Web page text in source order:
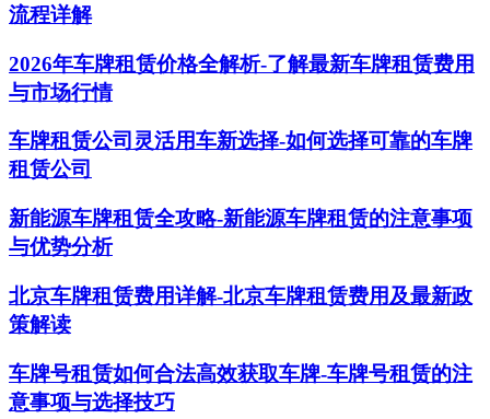
流程详解
2026年车牌租赁价格全解析-了解最新车牌租赁费用
与市场行情
车牌租赁公司灵活用车新选择-如何选择可靠的车牌
租赁公司
新能源车牌租赁全攻略-新能源车牌租赁的注意事项
与优势分析
北京车牌租赁费用详解-北京车牌租赁费用及最新政
策解读
车牌号租赁如何合法高效获取车牌-车牌号租赁的注
意事项与选择技巧